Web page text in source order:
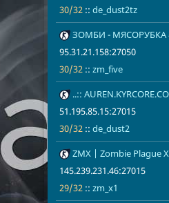
30/32 :: de_dust2tz
34 ЗОМБИ - МЯСОРУБКА
95.31.21.158:27050
30/32 :: zm_five
35 ..::
51.195.85.15:27015
30/32 :: de_dust2
36 ZMX | Zombie Plague
145.239.231.46:27015
29/32 :: zm_x1